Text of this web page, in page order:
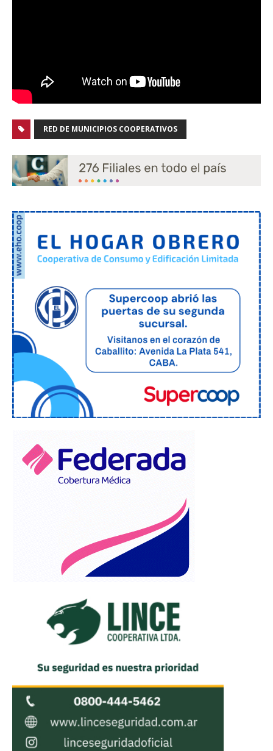
RED DE MUNICIPIOS COOPERATIVOS